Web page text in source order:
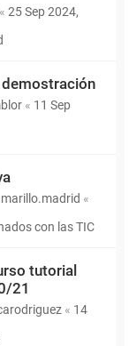
« 25 Sep 2024,
« 11 Sep
«
con las TIC
tutorial
21
« 14